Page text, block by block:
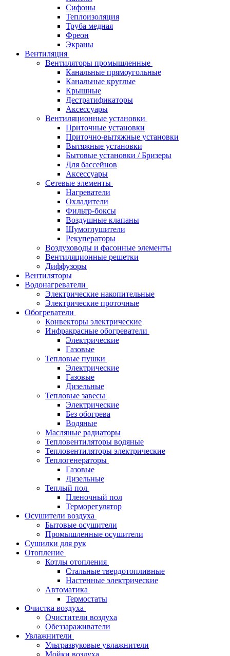
Сифоны
Теплоизоляция
Труба медная
Фреон
Экраны
Вентиляция
Вентиляторы промышленные
Канальные прямоугольные
Канальные круглые
Крышные
Дестратификаторы
Аксессуары
Вентиляционные установки
Приточные установки
Приточно-вытяжные установки
Вытяжные установки
Бытовые установки / Бризеры
Для бассейнов
Аксессуары
Сетевые элементы
Нагреватели
Охладители
Фильтр-боксы
Воздушные клапаны
Шумоглушители
Рекуператоры
Воздуховоды и фасонные элементы
Вентиляционные решетки
Диффузоры
Вентиляторы
Водонагреватели
Электрические накопительные
Электрические проточные
Обогреватели
Конвекторы электрические
Инфракрасные обогреватели
Электрические
Газовые
Тепловые пушки
Электрические
Газовые
Дизельные
Тепловые завесы
Электрические
Без обогрева
Водяные
Масляные радиаторы
Тепловентиляторы водяные
Тепловентиляторы электрические
Теплогенераторы
Газовые
Дизельные
Теплый пол
Пленочный пол
Терморегулятор
Осушители воздуха
Бытовые осушители
Промышленные осушители
Сушилки для рук
Отопление
Котлы отопления
Стальные твердотопливные
Настенные электрические
Автоматика
Термостаты
Очистка воздуха
Очистители воздуха
Обеззараживатели
Увлажнители
Ультразвуковые увлажнители
Мойки воздуха